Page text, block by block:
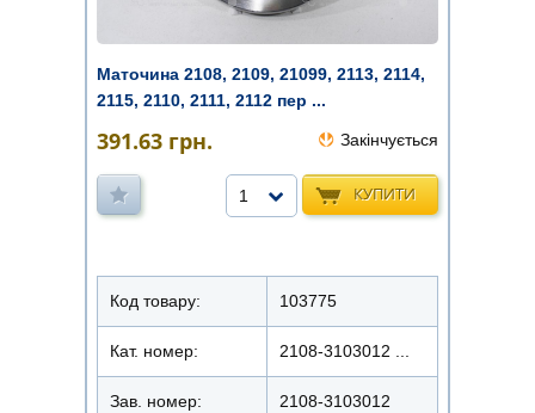
Маточина 2108, 2109, 21099, 2113, 2114,
2115, 2110, 2111, 2112 пер ...
391.63 грн. Закінчується
КУПИТИ
1
Код товару: 103775
Кат. номер: 2108-3103012 ...
Зав. номер: 2108-3103012